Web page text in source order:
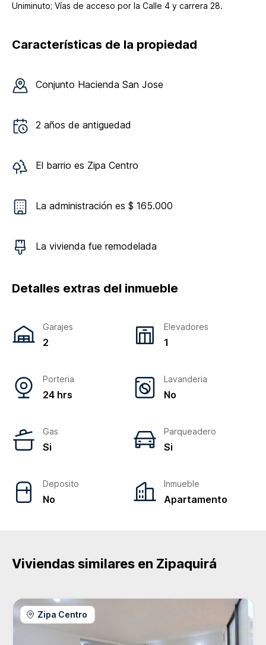
Uniminuto; Vías de acceso por la Calle 4 y carrera 28.
Características de la propiedad
Conjunto Hacienda San Jose
2 años de antiguedad
El barrio es Zipa Centro
La administración es $ 165.000
La vivienda fue remodelada
Detalles extras del inmueble
Garajes
2
Elevadores
1
Porteria
24 hrs
Lavanderia
No
Gas
Si
Parqueadero
Si
Deposito
No
Inmueble
Apartamento
Viviendas similares en Zipaquirá
Zipa Centro